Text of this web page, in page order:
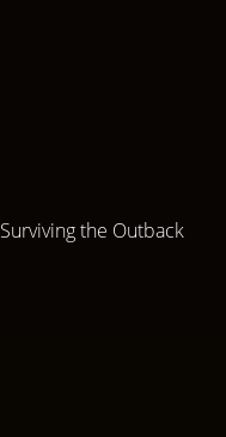
Surviving the Outback